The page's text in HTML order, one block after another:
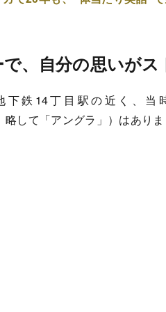
、自分の思いが
鉄14丁目駅の近く、当
して「アングラ」）はありま